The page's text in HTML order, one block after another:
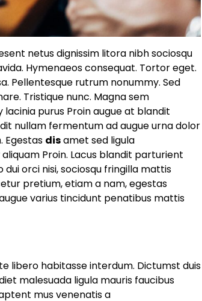
netus dignissim litora nibh sociosqu
Hymenaeos consequat. Tortor eget.
Pellentesque rutrum nonummy. Sed
Tristique nunc. Magna sem
purus Proin augue at blandit
nullam fermentum ad augue urna dolor
Egestas disamet sed ligula
Proin. Lacus blandit parturient
dui orci nisi, sociosqu fringilla mattis
pretium, etiam a nam, egestas
varius tincidunt penatibus mattis
libero habitasse interdum. Dictumst duis
malesuada ligula mauris faucibus
mus venenatis a